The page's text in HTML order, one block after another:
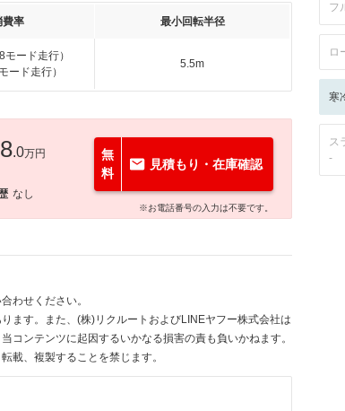
費率 最小回転半径
ード走行）
ード走行）
5.5m
.0万円
なし
無
料
見積もり・在庫確認
※お電話番号の入力は不要です。
わせください。
ます。また、(株)リクルートおよびLINEヤフー株式会社は
コンテンツに起因するいかなる損害の責も負いかねます。
載、複製することを禁じます。
フ
ロ
寒
ス
-